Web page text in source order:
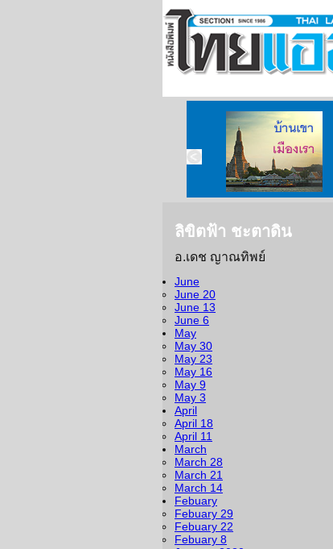
ลิขิตฟ้า ชะตาดิน
อ.เดช ญาณทิพย์
June
June 20
June 13
June 6
May
May 30
May 23
May 16
May 9
May 3
April
April 18
April 11
March
March 28
March 21
March 14
Febuary
Febuary 29
Febuary 22
Febuary 8